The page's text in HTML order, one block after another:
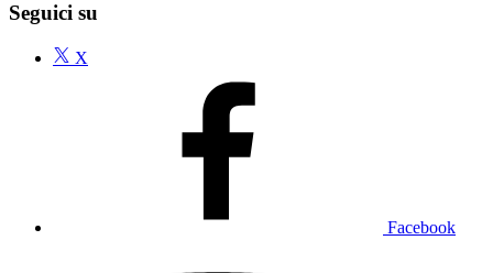
Seguici su
X
Facebook